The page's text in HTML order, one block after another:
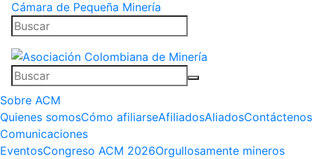
Cámara de Pequeña Minería
Sobre ACM
Quienes somosCómo afiliarseAfiliadosAliadosContáctenos
Comunicaciones
EventosCongreso ACM 2026Orgullosamente mineros